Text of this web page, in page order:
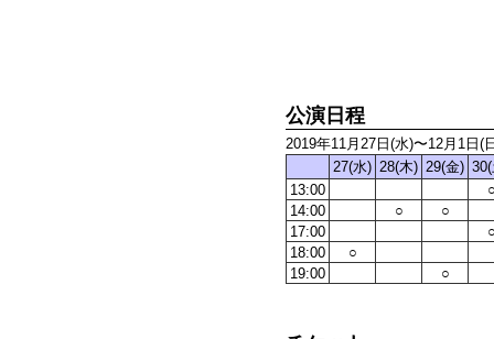
公演日程
2019年11月27日(水)〜12月1日(
27(水) 28(木) 29(金)
13:00
14:00
○
○
17:00
18:00
○
19:00
○